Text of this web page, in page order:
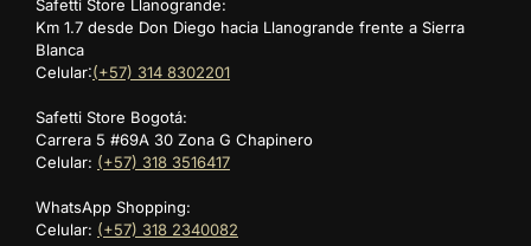
Safetti Store Llanogrande:
Km 1.7 desde Don Diego hacia Llanogrande frente a Sierra
Blanca
Celular:(+57) 314 8302201
Safetti Store Bogotá:
Carrera 5 #69A 30 Zona G Chapinero
Celular: (+57) 318 3516417
WhatsApp Shopping:
Celular: (+57) 318 2340082